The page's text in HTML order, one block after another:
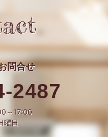
問合せ
2487
～17:00
曜日